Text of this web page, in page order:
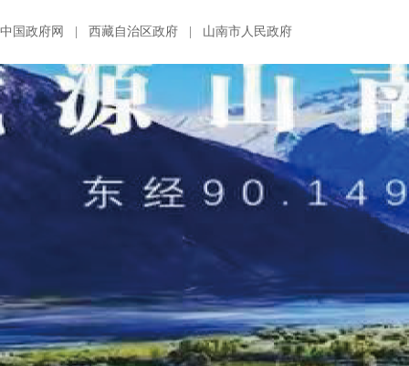
中国政府网 西藏自治区政府 山南市人民政府